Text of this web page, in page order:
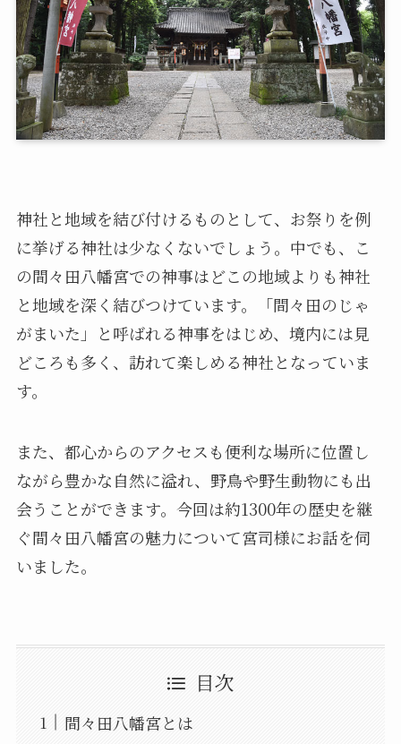
神社と地域を結び付けるものとして、お祭りを例
に挙げる神社は少なくないでしょう。中でも、こ
の間々田八幡宮での神事はどこの地域よりも神社
と地域を深く結びつけています。「間々田のじゃ
がまいた」と呼ばれる神事をはじめ、境内には見
どころも多く、訪れて楽しめる神社となっていま
す。
また、都心からのアクセスも便利な場所に位置し
ながら豊かな自然に溢れ、野鳥や野生動物にも出
会うことができます。今回は約1300年の歴史を継
ぐ間々田八幡宮の魅力について宮司様にお話を伺
いました。
目次
間々田八幡宮とは